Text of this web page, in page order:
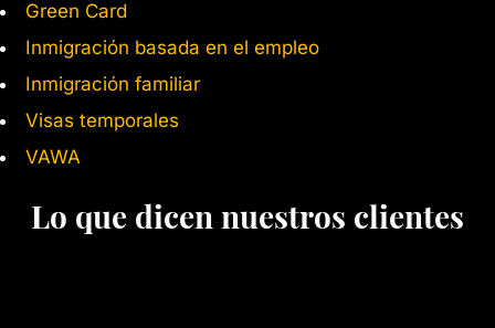
Green Card
Inmigración basada en el empleo
Inmigración familiar
Visas temporales
VAWA
Lo que dicen nuestros clientes